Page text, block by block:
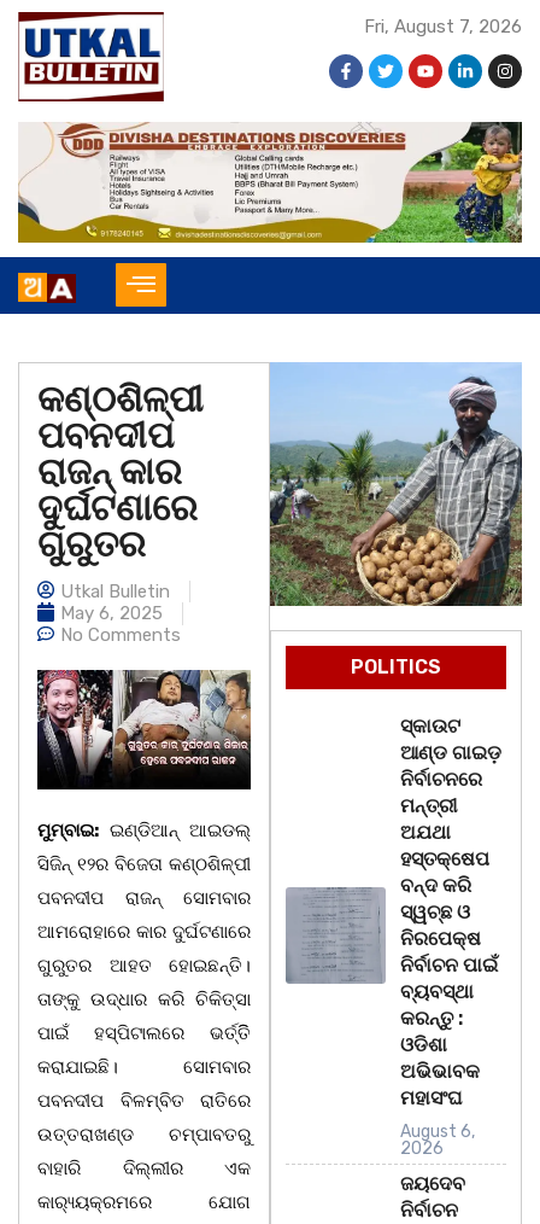
Fri, August 7, 2026
କଣ୍ଠଶିଳ୍ପୀ
ପବନଦୀପ
ରାଜନ୍ କାର
ଦୁର୍ଘଟଣାରେ
ଗୁରୁତର
Utkal Bulletin
May 6, 2025
No Comments
ମୁମ୍ବାଇ: ଇଣ୍ଡିଆନ୍ ଆଇଡଲ୍
ସିଜିନ୍ ୧୨ର ବିଜେତା କଣ୍ଠଶିଳ୍ପୀ
ପବନଦୀପ ରାଜନ୍ ସୋମବାର
ଆମରୋହାରେ କାର ଦୁର୍ଘଟଣାରେ
ଗୁରୁତର ଆହତ ହୋଇଛନ୍ତି।
ତାଙ୍କୁ ଉଦ୍ଧାର କରି ଚିକିତ୍ସା
ପାଇଁ ହସ୍ପିଟାଲରେ ଭର୍ତ୍ତିି
କରାଯାଇଛି। ସୋମବାର
ପବନଦୀପ ବିଳମ୍ବିତ ରାତିରେ
ଉତ୍ତରାଖଣ୍ଡ ଚମ୍ପାବତରୁ
ବାହାରି ଦିଲ୍ଲୀର ଏକ
କାର‌୍ୟ୍ୟକ୍ରମରେ ଯୋଗ
POLITICS
ସ୍କାଉଟ
ଆଣ୍ଡ ଗାଇଡ଼
ନିର୍ବାଚନରେ
ମନ୍ତ୍ରୀ
ଅଯଥା
ହସ୍ତକ୍ଷେପ
ବନ୍ଦ କରି
ସ୍ୱଚ୍ଛ ଓ
ନିରପେକ୍ଷ
ନିର୍ବାଚନ ପାଇଁ
ବ୍ୟବସ୍ଥା
କରନ୍ତୁ :
ଓଡିଶା
ଅଭିଭାବକ
ମହାସଂଘ
August 6,
2026
ଜୟଦେବ
ନିର୍ବାଚନ